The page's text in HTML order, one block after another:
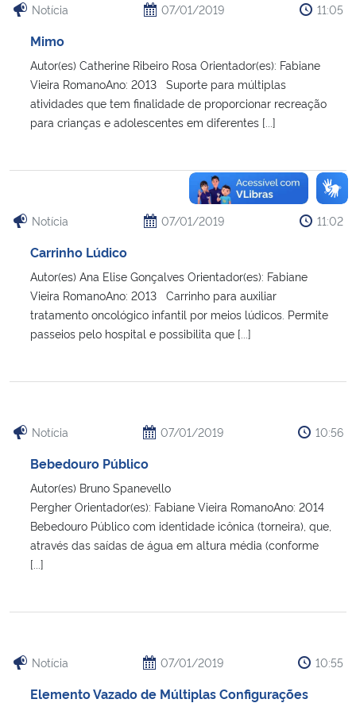
Notícia 07/01/2019 11:05
Mimo
Autor(es) Catherine Ribeiro Rosa Orientador(es): Fabiane
Vieira RomanoAno: 2013 Suporte para múltiplas
atividades que tem finalidade de proporcionar recreação
para crianças e adolescentes em diferentes [...]
Notícia 07/01/2019 11:02
Carrinho Lúdico
Autor(es) Ana Elise Gonçalves Orientador(es): Fabiane
Vieira RomanoAno: 2013 Carrinho para auxiliar
tratamento oncológico infantil por meios lúdicos. Permite
passeios pelo hospital e possibilita que [...]
Notícia 07/01/2019 10:56
Bebedouro Público
Autor(es) Bruno Spanevello
Pergher Orientador(es): Fabiane Vieira RomanoAno: 2014
Bebedouro Público com identidade icônica (torneira), que,
através das saídas de água em altura média (conforme
[...]
Notícia 07/01/2019 10:55
Elemento Vazado de Múltiplas Configurações